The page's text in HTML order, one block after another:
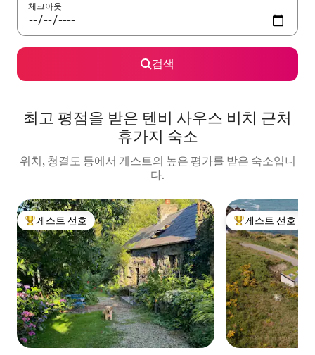
체크아웃
검색
최고 평점을 받은 텐비 사우스 비치 근처
휴가지 숙소
위치, 청결도 등에서 게스트의 높은 평가를 받은 숙소입니
다.
상위 게스트 선호
게스트 선호 상위 게스트 선호
게스트 선호